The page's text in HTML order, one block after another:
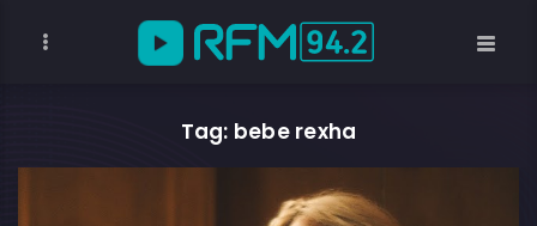
Tag: bebe rexha